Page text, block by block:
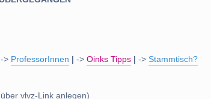
-> ProfessorInnen -> Oinks Tipps -> Stammtisch?
vlvz-Link anlegen)